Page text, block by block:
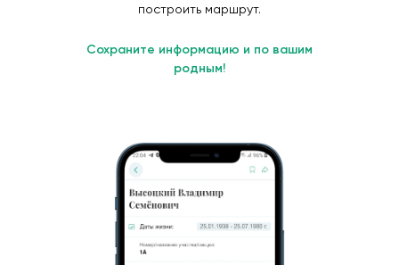
построить маршрут.
Сохраните информацию и по вашим
родным!